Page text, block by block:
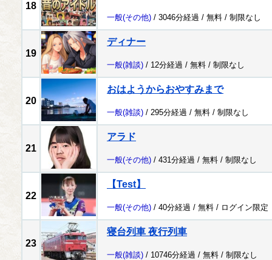
18
一般(その他) / 3046分経過 / 無料 / 制限なし
19
ディナー
一般(雑談) / 12分経過 / 無料 / 制限なし
20
おはようからおやすみまで
一般(雑談) / 295分経過 / 無料 / 制限なし
21
アラド
一般(その他) / 431分経過 / 無料 / 制限なし
22
【Test】
一般(その他) / 40分経過 / 無料 / ログイン限定
23
寝台列車 夜行列車
一般(雑談) / 10746分経過 / 無料 / 制限なし